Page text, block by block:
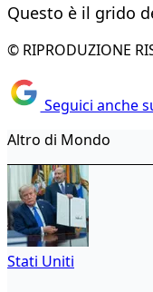
Questo è il grido
© RIPRODUZIONE
Seguici anche
Altro di Mondo
Stati Uniti